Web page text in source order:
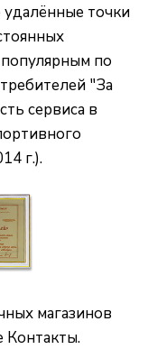
точки
по
"За
сервиса в
г.).
магазинов
Контакты.